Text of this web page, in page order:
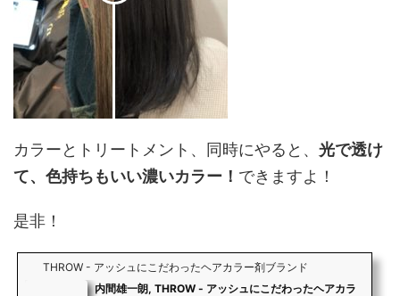
カラーとトリートメント、同時にやると、 光で透け
て、色持ちもいい濃いカラー！ できますよ！
是非！
THROW - アッシュにこだわったヘアカラー剤ブランド
内間雄一朗, THROW - アッシュにこだわったヘアカラ